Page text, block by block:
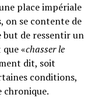
place impériale
on se contente de
but de ressentir un
«chasser le
dit, soit
conditions,
chronique.